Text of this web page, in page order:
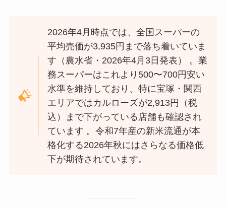
2026年4月時点では、全国スーパーの
平均売価が3,935円まで落ち着いていま
す（農水省・2026年4月3日発表） 。業
務スーパーはこれより500〜700円安い
水準を維持しており、特に宝塚・関西
エリアではカルローズが2,913円（税
込）まで下がっている店舗も確認され
ています 。令和7年産の新米流通が本
格化する2026年秋にはさらなる価格低
下が期待されています。